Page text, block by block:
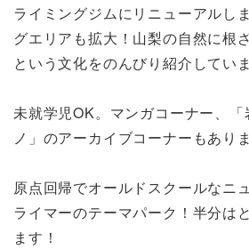
ライミングジムにリニューアルし
グエリアも拡大！山梨の自然に根
という文化をのんびり紹介していま
未就学児OK。マンガコーナー、
ノ」のアーカイブコーナーもありま
原点回帰でオールドスクールなニ
ライマーのテーマパーク！半分は
ます！